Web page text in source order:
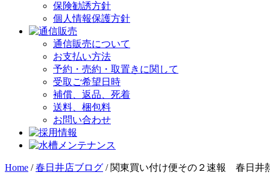
保険勧誘方針
個人情報保護方針
通信販売について
お支払い方法
予約・売約・取置きに関して
受取ご希望日時
補償、返品、死着
送料、梱包料
お問い合わせ
Home /春日井店ブログ / 関東買い付け便その２速報 春日井